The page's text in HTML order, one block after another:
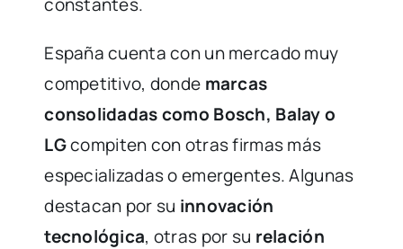
España cuenta con un mercado muy
competitivo, donde marcas
consolidadas como Bosch, Balay o
LGcompiten con otras firmas más
especializadas o emergentes. Algunas
destacan por su innovación
tecnológica, otras por su relación